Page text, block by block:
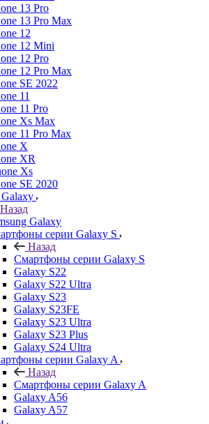
13 Pro
13 Pro Max
12
12 Mini
12 Pro
12 Pro Max
SE 2022
11
11 Pro
Xs Max
11 Pro Max
X
XR
Xs
SE 2020
Galaxy
Назад
Galaxy
серии Galaxy S
Назад
Смартфоны серии Galaxy S
Galaxy S22
Galaxy S22 Ultra
Galaxy S23
Galaxy S23FE
Galaxy S23 Ultra
Galaxy S23 Plus
Galaxy S24 Ultra
серии Galaxy A
Назад
Смартфоны серии Galaxy A
Galaxy A56
Galaxy A57